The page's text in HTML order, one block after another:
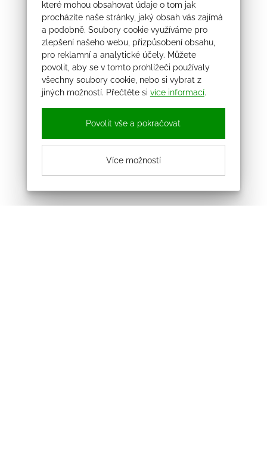
které mohou obsahovat údaje o tom jak
procházíte naše stránky, jaký obsah vás zajímá
a podobně. Soubory cookie využíváme pro
zlepšení našeho webu, přizpůsobení obsahu,
pro reklamní a analytické účely. Můžete
povolit, aby se v tomto prohlížeči používaly
všechny soubory cookie, nebo si vybrat z
jiných možností. Přečtěte si více informací.
Povolit vše a pokračovat
Více možností